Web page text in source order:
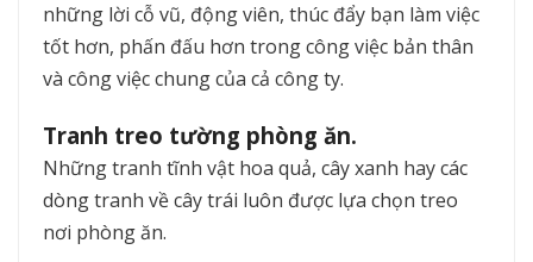
những lời cỗ vũ, động viên, thúc đẩy bạn làm việc
tốt hơn, phấn đấu hơn trong công việc bản thân
và công việc chung của cả công ty.
Tranh treo tường phòng ăn.
Những tranh tĩnh vật hoa quả, cây xanh hay các
dòng tranh về cây trái luôn được lựa chọn treo
nơi phòng ăn.